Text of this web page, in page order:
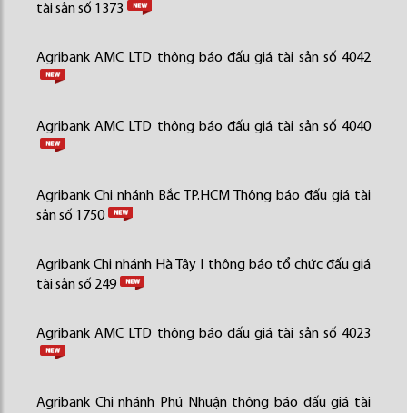
tài sản số 1373
Agribank AMC LTD thông báo đấu giá tài sản số 4042
Agribank AMC LTD thông báo đấu giá tài sản số 4040
Agribank Chi nhánh Bắc TP.HCM Thông báo đấu giá tài
sản số 1750
Agribank Chi nhánh Hà Tây I thông báo tổ chức đấu giá
tài sản số 249
Agribank AMC LTD thông báo đấu giá tài sản số 4023
Agribank Chi nhánh Phú Nhuận thông báo đấu giá tài